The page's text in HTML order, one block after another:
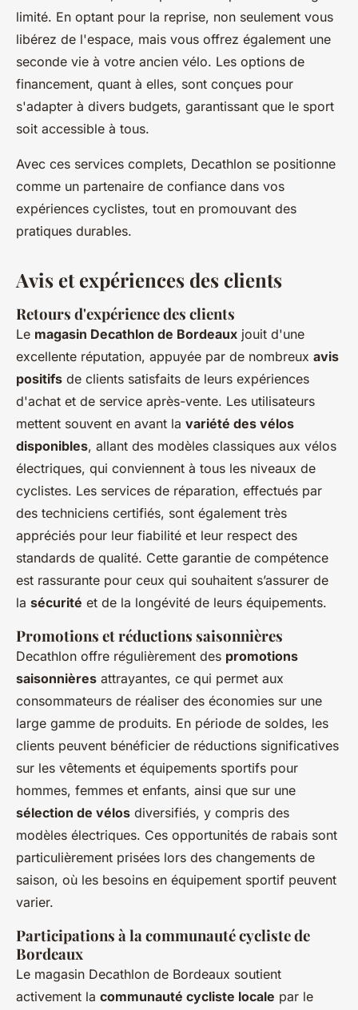
limité. En optant pour la reprise, non seulement vous
libérez de l'espace, mais vous offrez également une
seconde vie à votre ancien vélo. Les options de
financement, quant à elles, sont conçues pour
s'adapter à divers budgets, garantissant que le sport
soit accessible à tous.
Avec ces services complets, Decathlon se positionne
comme un partenaire de confiance dans vos
expériences cyclistes, tout en promouvant des
pratiques durables.
Avis et expériences des clients
Retours d'expérience des clients
Le magasin Decathlon de Bordeaux jouit d'une
excellente réputation, appuyée par de nombreux avis
positifs de clients satisfaits de leurs expériences
d'achat et de service après-vente. Les utilisateurs
mettent souvent en avant la variété des vélos
disponibles, allant des modèles classiques aux vélos
électriques, qui conviennent à tous les niveaux de
cyclistes. Les services de réparation, effectués par
des techniciens certifiés, sont également très
appréciés pour leur fiabilité et leur respect des
standards de qualité. Cette garantie de compétence
est rassurante pour ceux qui souhaitent s’assurer de
la sécurité et de la longévité de leurs équipements.
Promotions et réductions saisonnières
Decathlon offre régulièrement des promotions
saisonnières attrayantes, ce qui permet aux
consommateurs de réaliser des économies sur une
large gamme de produits. En période de soldes, les
clients peuvent bénéficier de réductions significatives
sur les vêtements et équipements sportifs pour
hommes, femmes et enfants, ainsi que sur une
sélection de vélos diversifiés, y compris des
modèles électriques. Ces opportunités de rabais sont
particulièrement prisées lors des changements de
saison, où les besoins en équipement sportif peuvent
varier.
Participations à la communauté cycliste de
Bordeaux
Le magasin Decathlon de Bordeaux soutient
activement la communauté cycliste locale par le